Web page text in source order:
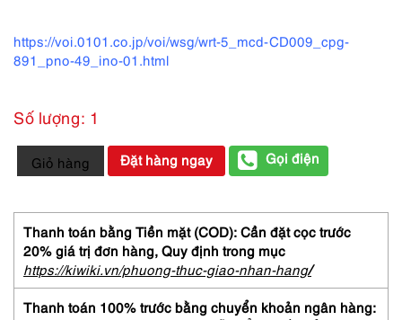
https://voi.0101.co.jp/voi/wsg/wrt-5_mcd-CD009_cpg-
891_pno-49_ino-01.html
Số lượng: 1
3971-
Giầy
Size
35.5
(22.5cm-
23cm)-
BLANC/BLEU
Japan
Giỏ hàng Đặt hàng ngay Gọi điện
Thanh toán bằng Tiền mặt (COD): Cần đặt cọc trước
20% giá trị đơn hàng, Quy định trong mục
https://kiwiki.vn/phuong-thuc-giao-nhan-hang/
Thanh toán 100% trước bằng chuyển khoản ngân hàng: